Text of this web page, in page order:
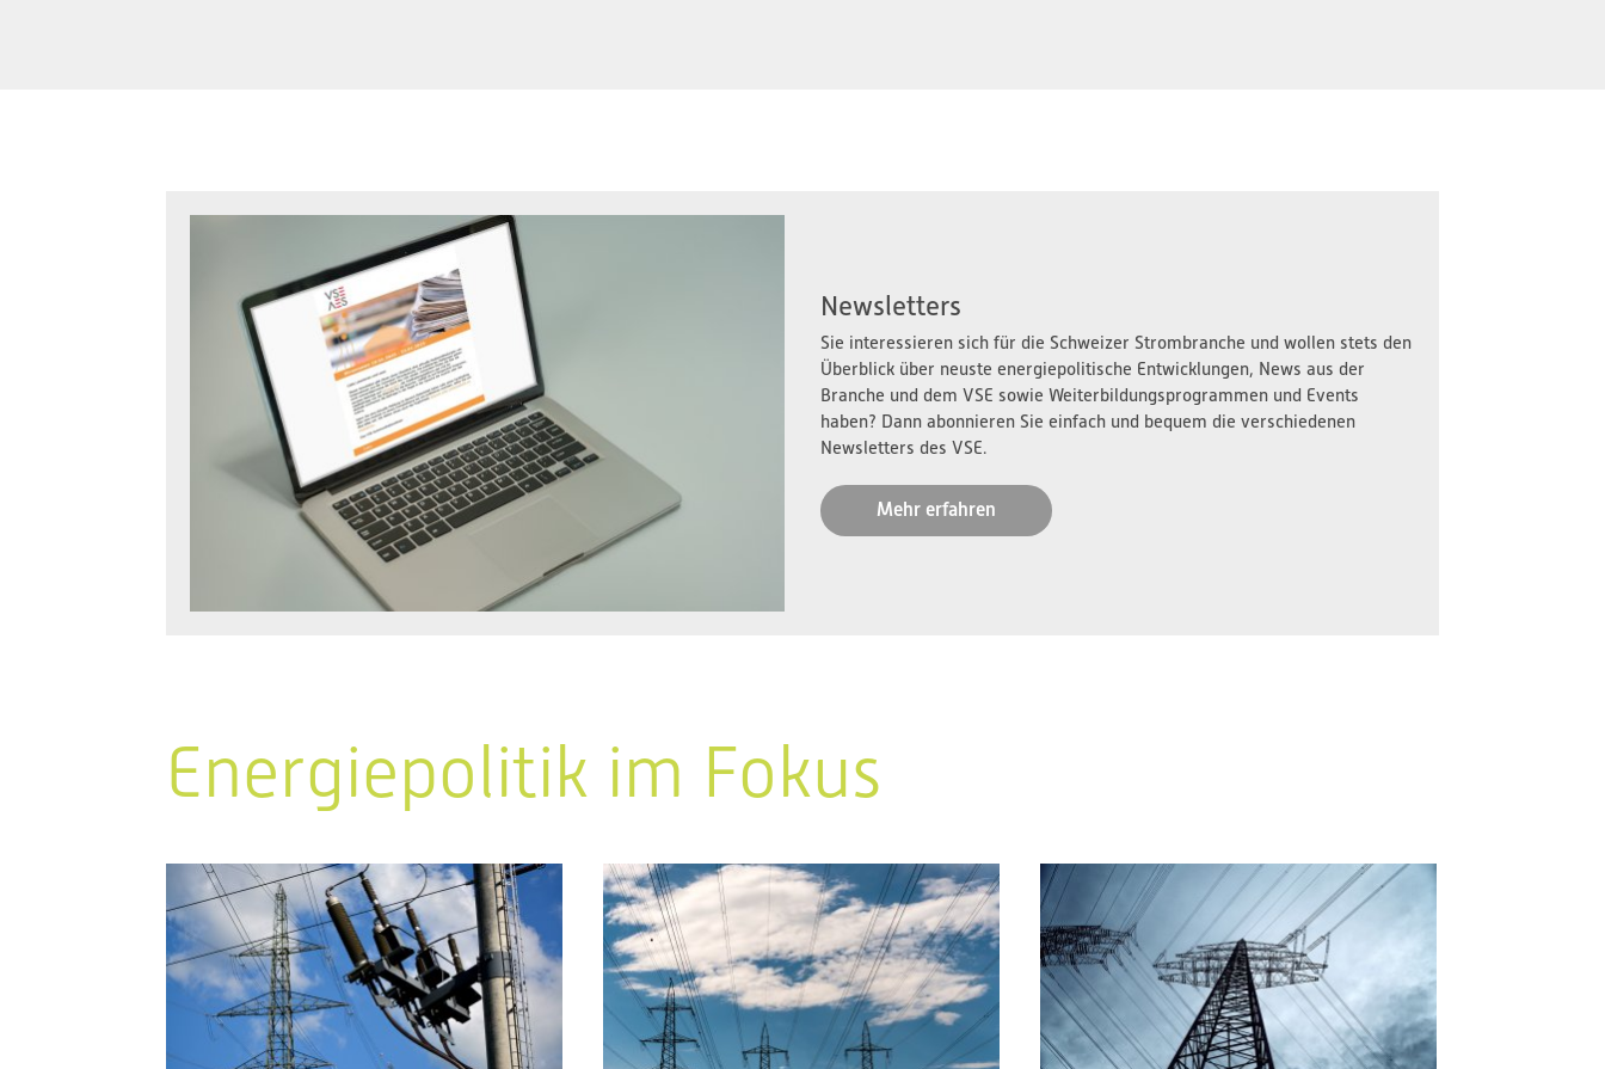
Newsletters
Sie interessieren sich für die Schweizer Strombranche und wollen stets den
Überblick über neuste energiepolitische Entwicklungen, News aus der
Branche und dem VSE sowie Weiterbildungsprogrammen und Events
haben? Dann abonnieren Sie einfach und bequem die verschiedenen
Newsletters des VSE.
Mehr erfahren
Energiepolitik im Fokus